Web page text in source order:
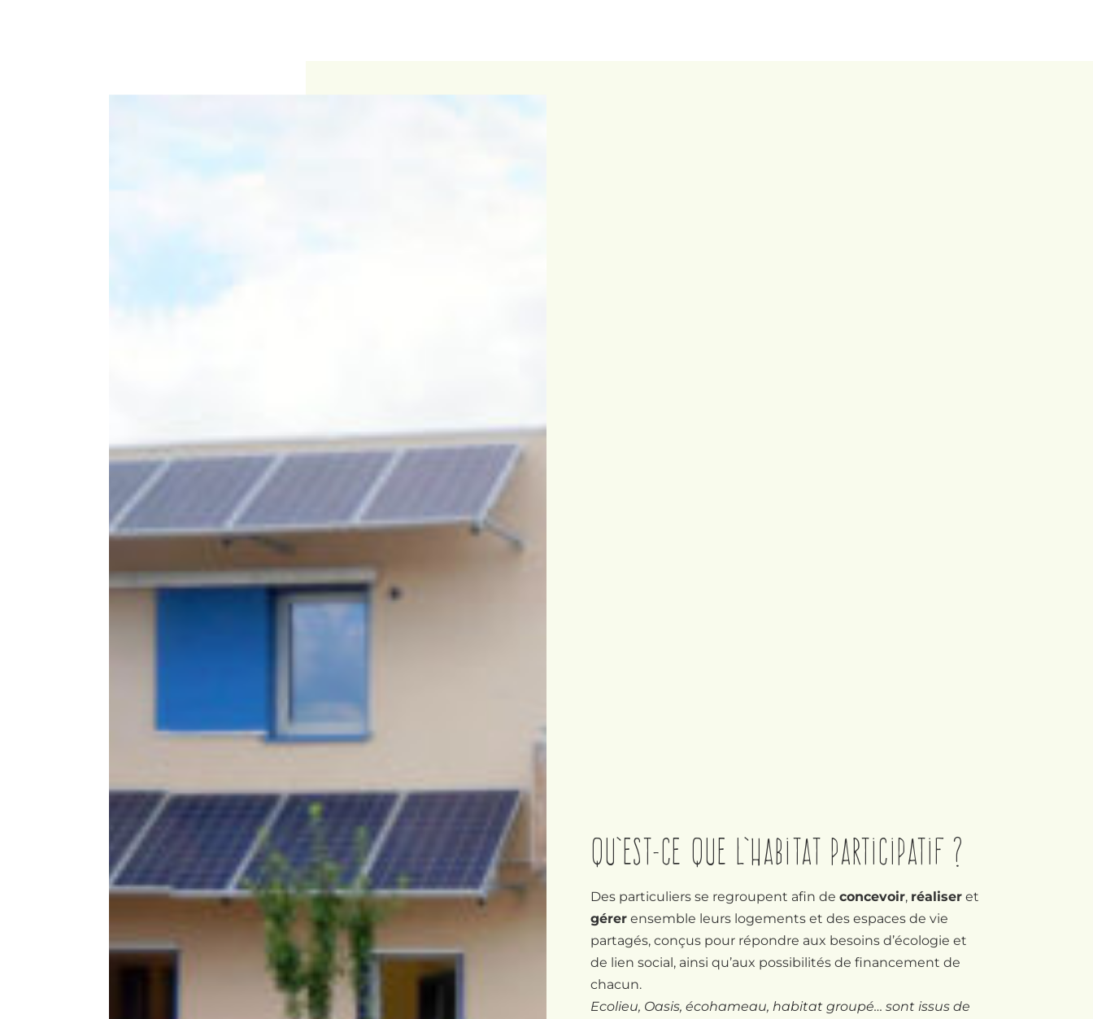
Qu’est-ce que l’habitat participatif ?
Des particuliers se regroupent afin de concevoir, réaliseret
gérerensemble leurs logements et des espaces de vie
partagés, conçus pour répondre aux besoins d’écologie et
de lien social, ainsi qu’aux possibilités de financement de
chacun.
Ecolieu, Oasis, écohameau, habitat groupé… sont issus de